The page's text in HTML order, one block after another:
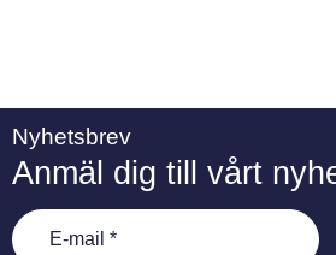
Nyhetsbrev
Anmäl dig till vårt